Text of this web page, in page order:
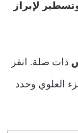
لإبراز
ذات صلة. انقر
العلوي وحدد